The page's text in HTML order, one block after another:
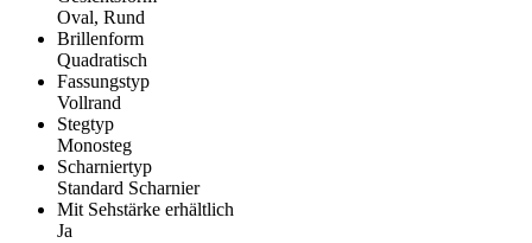
Oval, Rund
Brillenform
Quadratisch
Fassungstyp
Vollrand
Stegtyp
Monosteg
Scharniertyp
Standard Scharnier
Mit Sehstärke erhältlich
Ja